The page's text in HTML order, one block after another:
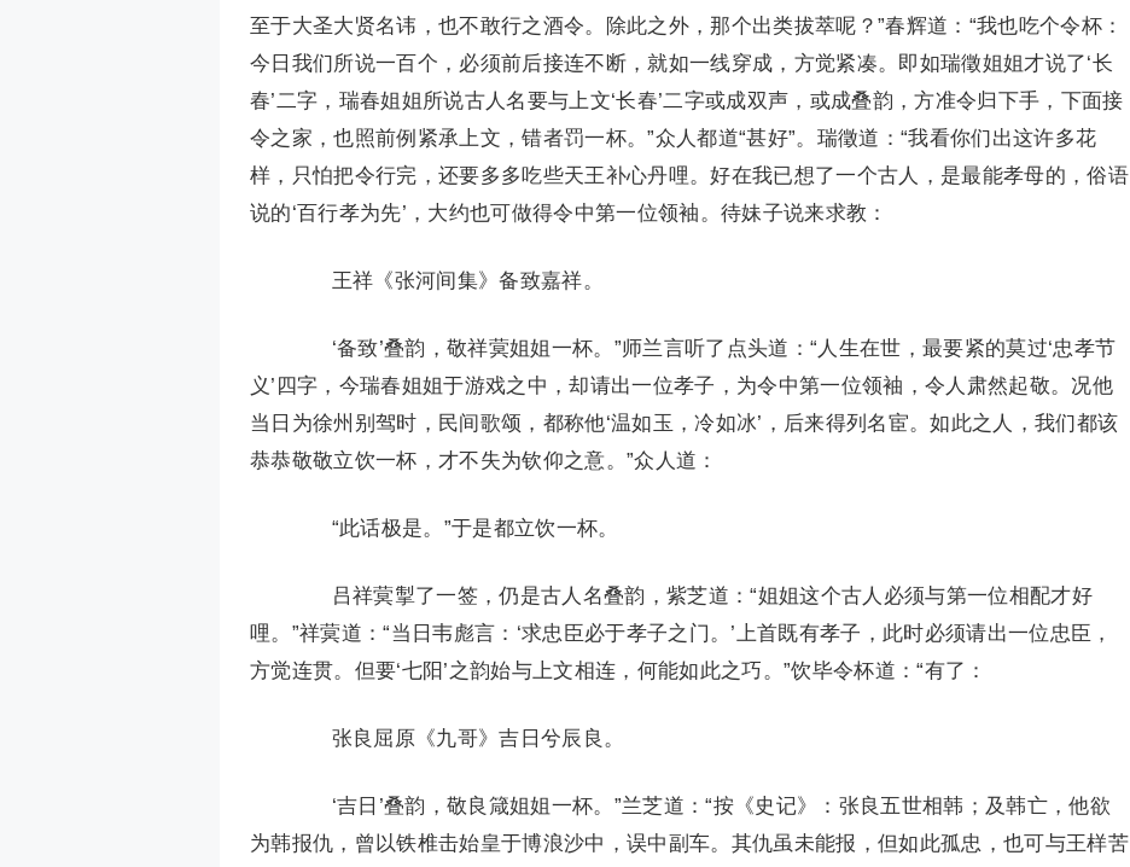
至于大圣大贤名讳，也不敢行之酒令。除此之外，那个出类拔萃呢？”春辉道：“我也吃个令杯：
今日我们所说一百个，必须前后接连不断，就如一线穿成，方觉紧凑。即如瑞徵姐姐才说了‘长
春’二字，瑞春姐姐所说古人名要与上文‘长春’二字或成双声，或成叠韵，方准令归下手，下面接
令之家，也照前例紧承上文，错者罚一杯。”众人都道“甚好”。瑞徵道：“我看你们出这许多花
样，只怕把令行完，还要多多吃些天王补心丹哩。好在我已想了一个古人，是最能孝母的，俗语
说的‘百行孝为先’，大约也可做得令中第一位领袖。待妹子说来求教：
王祥《张河间集》备致嘉祥。
‘备致’叠韵，敬祥蓂姐姐一杯。”师兰言听了点头道：“人生在世，最要紧的莫过‘忠孝节
义’四字，今瑞春姐姐于游戏之中，却请出一位孝子，为令中第一位领袖，令人肃然起敬。况他
当日为徐州别驾时，民间歌颂，都称他‘温如玉，冷如冰’，后来得列名宦。如此之人，我们都该
恭恭敬敬立饮一杯，才不失为钦仰之意。”众人道：
“此话极是。”于是都立饮一杯。
吕祥蓂掣了一签，仍是古人名叠韵，紫芝道：“姐姐这个古人必须与第一位相配才好
哩。”祥蓂道：“当日韦彪言：‘求忠臣必于孝子之门。’上首既有孝子，此时必须请出一位忠臣，
方觉连贯。但要‘七阳’之韵始与上文相连，何能如此之巧。”饮毕令杯道：“有了：
张良屈原《九哥》吉日兮辰良。
‘吉日’叠韵，敬良箴姐姐一杯。”兰芝道：“按《史记》：张良五世相韩；及韩亡，他欲
为韩报仇，曾以铁椎击始皇于博浪沙中，误中副车。其仇虽未能报，但如此孤忠，也可与王样苦